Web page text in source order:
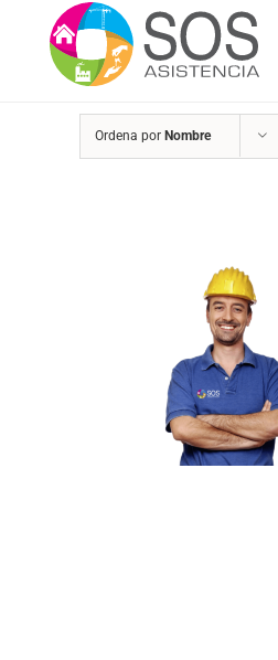
contenido
Ordena por Nombre